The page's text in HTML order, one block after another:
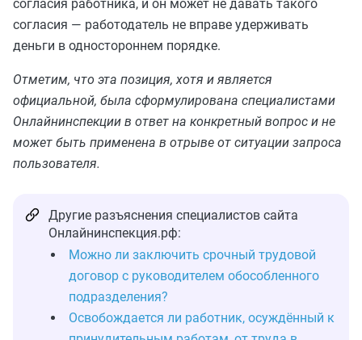
согласия работника, и он может не давать такого
согласия — работодатель не вправе удерживать
деньги в одностороннем порядке.
Отметим, что эта позиция, хотя и является
официальной, была сформулирована специалистами
Онлайнинспекции в ответ на конкретный вопрос и не
может быть применена в отрыве от ситуации запроса
пользователя.
Другие разъяснения специалистов сайта
Онлайнинспекция.рф:
Можно ли заключить срочный трудовой
договор с руководителем обособленного
подразделения?
Освобождается ли работник, осуждённый к